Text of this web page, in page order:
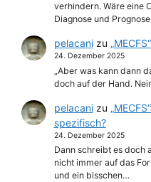
verhindern. Wäre eine
Diagnose und
pelacanizu
24. Dezember 2025
„Aber was kann dann
doch auf der Hand.
pelacanizu
spezifisch?
24. Dezember 2025
Dann schreibt es doch
nicht immer auf das
und ein bisschen…